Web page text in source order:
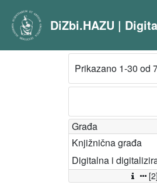
DiZbi.HAZU |
Prikazano 1-30 od
Građa
Knjižnična građa
Digitalna i
[2]